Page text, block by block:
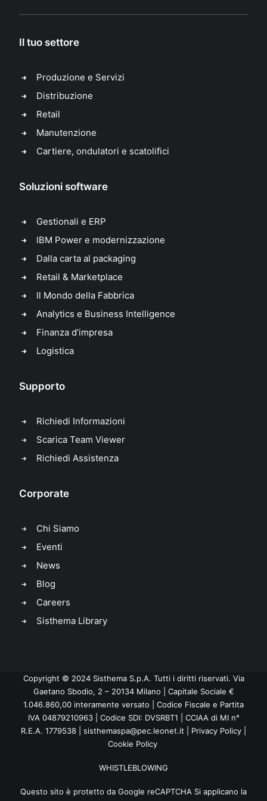
Il tuo settore
Produzione e Servizi
Distribuzione
Retail
Manutenzione
Cartiere, ondulatori e scatolifici
Soluzioni software
Gestionali e ERP
IBM Power e modernizzazione
Dalla carta al packaging
Retail & Marketplace
Il Mondo della Fabbrica
Analytics e Business Intelligence
Finanza d’impresa
Logistica
Supporto
Richiedi Informazioni
Scarica Team Viewer
Richiedi Assistenza
Corporate
Chi Siamo
Eventi
News
Blog
Careers
Sisthema Library
Copyright © 2024 Sisthema S.p.A. Tutti i diritti riservati. Via
Gaetano Sbodio, 2 – 20134 Milano | Capitale Sociale €
1.046.860,00 interamente versato | Codice Fiscale e Partita
IVA 04879210963 | Codice SDI: DVSRBT1 | CCIAA di MI n°
R.E.A. 1779538 | sisthemaspa@pec.leonet.it Privacy Policy
Cookie Policy
WHISTLEBLOWING
Questo sito è protetto da Google reCAPTCHA Si applicano la